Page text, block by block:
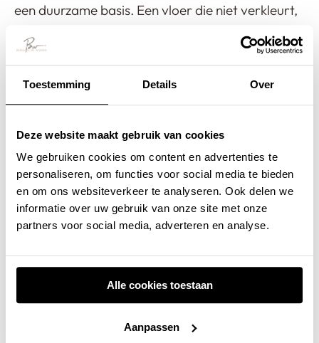
Toestemming Details Over
Deze website maakt gebruik van cookies
We gebruiken cookies om content en advertenties te
personaliseren, om functies voor social media te bieden
en om ons websiteverkeer te analyseren. Ook delen we
informatie over uw gebruik van onze site met onze
partners voor social media, adverteren en analyse.
Alle cookies toestaan
Aanpassen
een duurzame basis. Een vloer die niet verkleurt,
krast of lek raakt. Het gaat tientallen jaren mee,
behoudt zijn kleur en maakt uw woning écht
compleet.
Dat merkt u – elke dag opnieuw. In het comfort
onder uw voeten. In de rust die vloer uitstraalt. In
de complimenten die u krijgt van gasten. Dat
maakt het de investering meer dan waard.
Geloof onze klanten maar.
Wat kost een Lavasteen
gietvloer in uw woning?
Wilt u weten of een Lavasteen gietvloer iets voor